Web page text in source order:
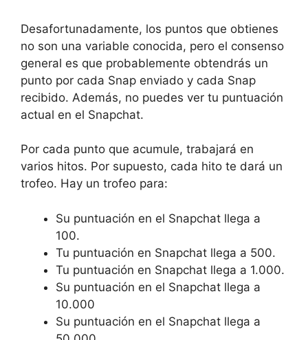
Desafortunadamente, los puntos que obtienes
no son una variable conocida, pero el consenso
general es que probablemente obtendrás un
punto por cada Snap enviado y cada Snap
recibido. Además, no puedes ver tu puntuación
actual en el Snapchat.
Por cada punto que acumule, trabajará en
varios hitos. Por supuesto, cada hito te dará un
trofeo. Hay un trofeo para:
Su puntuación en el Snapchat llega a
100.
Tu puntuación en Snapchat llega a 500.
Tu puntuación en Snapchat llega a 1.000.
Su puntuación en el Snapchat llega a
10.000
Su puntuación en el Snapchat llega a